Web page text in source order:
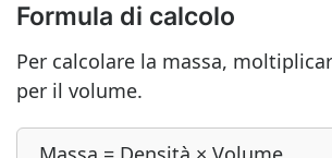
Formula di calcolo
Per calcolare la massa,
per il volume.